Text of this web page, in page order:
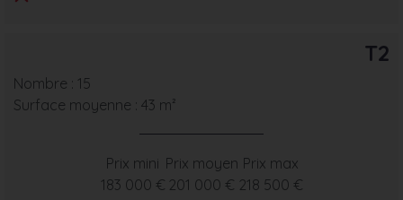
T2
Nombre : 15
Surface moyenne : 43 m²
Prix mini
183 000 €
Prix moyen
201 000 €
Prix max
218 500 €